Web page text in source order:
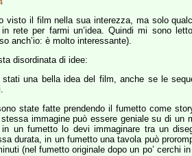
visto il film nella sua interezza, ma solo
rete per farmi un’idea. Quindi mi sono
anch’io: è molto interessante).
disordinata di idee:
stati una bella idea del film, anche se le
state fatte prendendo il fumetto come
immagine può essere geniale su di un
un fumetto lo devi immaginare tra un
durata, in un fumetto una tavola può
(nel fumetto originale dopo un po’ cerchi